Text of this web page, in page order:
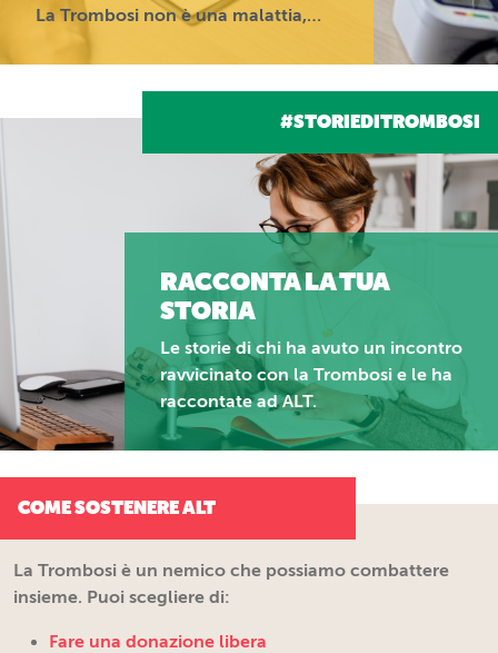
La Trombosi non è una malattia,…
#STORIEDITROMBOSI
RACCONTA LA TUA
STORIA
Le storie di chi ha avuto un incontro
ravvicinato con la Trombosi e le ha
raccontate adALT.
COME SOSTENERE ALT
La Trombosi è un nemico che possiamo combattere
insieme. Puoi scegliere di:
Fare una donazione libera